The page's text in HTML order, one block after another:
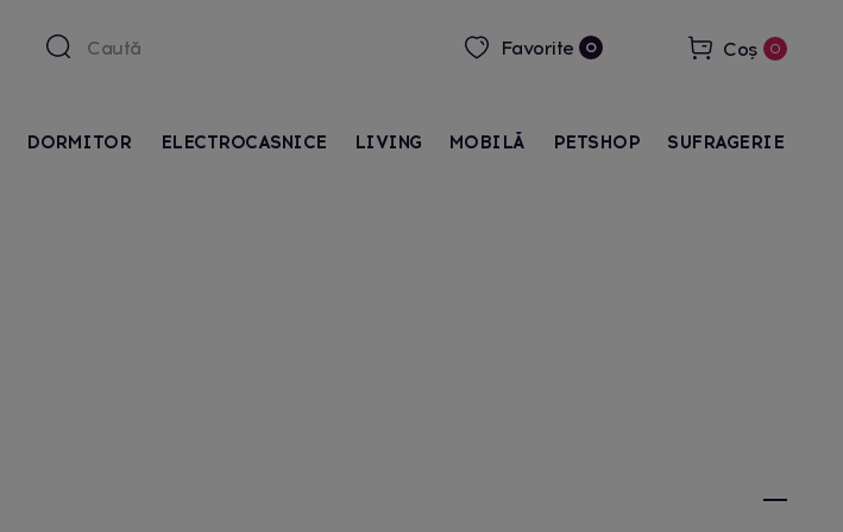
Favorite 0 Coș 0
DORMITOR ELECTROCASNICE LIVING MOBILĂ PETSHOP SUFRAGERIE